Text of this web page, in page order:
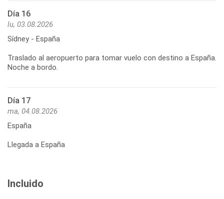
Día 16
lu, 03.08.2026
Sídney - España
Traslado al aeropuerto para tomar vuelo con destino a España.
Día 17
ma, 04.08.2026
España
Llegada a España
Incluido